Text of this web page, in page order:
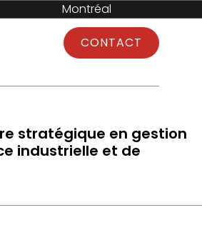
CONTACT
Montréal
stratégique en gestion
industrielle et de